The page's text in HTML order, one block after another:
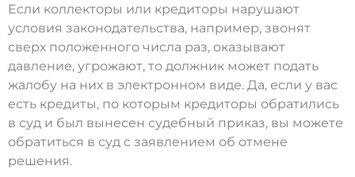
Если коллекторы или кредиторы нарушают
условия законодательства, например, звонят
сверх положенного числа раз, оказывают
давление, угрожают, то должник может подать
жалобу на них в электронном виде. Да, если у вас
есть кредиты, по которым кредиторы обратились
в суд и был вынесен судебный приказ, вы можете
обратиться в суд с заявлением об отмене
решения.